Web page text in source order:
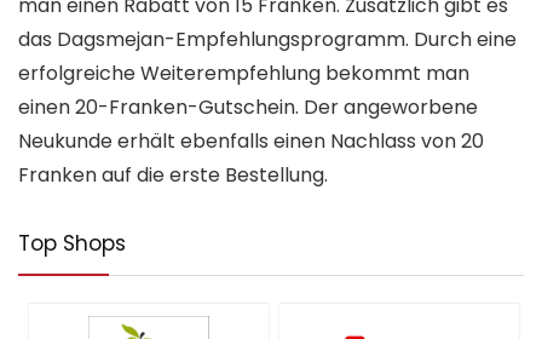
das Dagsmejan-Empfehlungsprogramm. Durch eine
erfolgreiche Weiterempfehlung bekommt man
einen 20-Franken-Gutschein. Der angeworbene
Neukunde erhält ebenfalls einen Nachlass von 20
Franken auf die erste Bestellung.
Top Shops